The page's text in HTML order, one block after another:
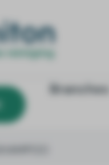
Branches